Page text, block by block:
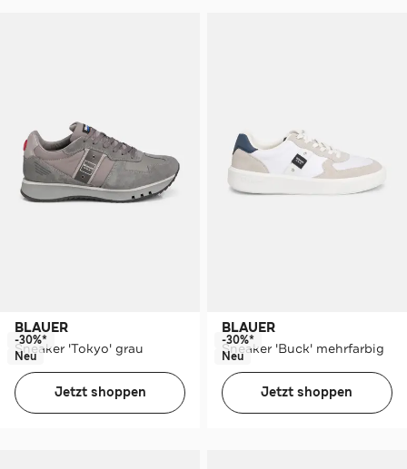
BLAUER
Sneaker 'Tokyo' grau
-30%*
Neu
Jetzt shoppen
BLAUER
Sneaker 'Buck' mehrfarbig
-30%*
Neu
Jetzt shoppen